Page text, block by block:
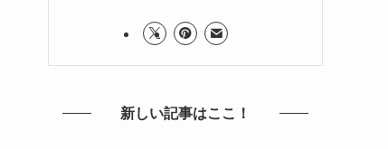
新しい記事はここ！